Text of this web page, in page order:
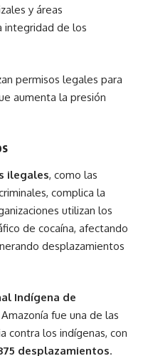
y áreas
integridad de los
permisos legales para
aumenta la presión
ilegales, como las
complica la
utilizan los
de cocaína, afectando
desplazamientos
Indígena de
fue una de las
contra los indígenas, con
desplazamientos.